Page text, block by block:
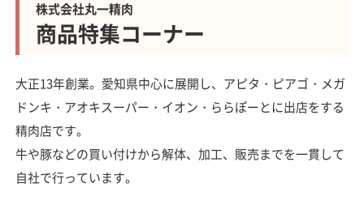
株式会社丸一精肉
商品特集コーナー
大正13年創業。愛知県中心に展開し、アピタ・ピアゴ・メガ
ドンキ・アオキスーパー・イオン・ららぽーとに出店をする
精肉店です。
牛や豚などの買い付けから解体、加工、販売までを一貫して
自社で行っています。